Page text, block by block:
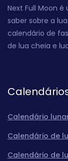
Next Full Moon
saber sobre a
calendário de
de lua cheia e
Calendário
Calendário de
Calendário de